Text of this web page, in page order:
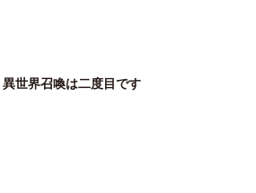
異世界召喚は二度目です